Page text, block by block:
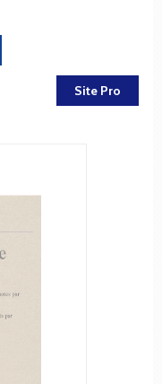
Site Pro